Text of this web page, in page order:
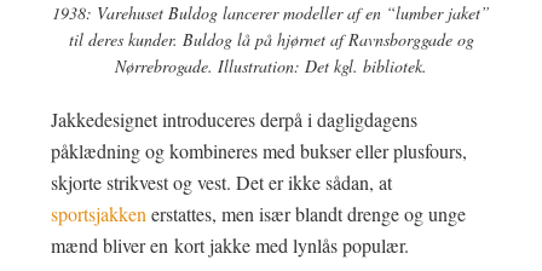
1938: Varehuset Buldog lancerer modeller af en “lumber jaket”
til deres kunder. Buldog lå på hjørnet af Ravnsborggade og
Nørrebrogade. Illustration: Det kgl. bibliotek.
Jakkedesignet introduceres derpå i dagligdagens
påklædning og kombineres med bukser eller plusfours,
skjorte strikvest og vest. Det er ikke sådan, at
sportsjakken erstattes, men især blandt drenge og unge
mænd bliver en kort jakke med lynlås populær.